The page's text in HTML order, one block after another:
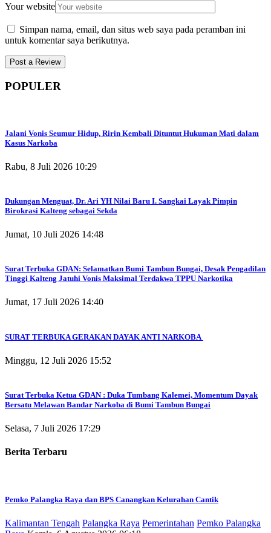
Your website
Simpan nama, email, dan situs web saya pada peramban ini
untuk komentar saya berikutnya.
POPULER
Jalani Vonis Seumur Hidup, Ririn Kembali Dituntut Hukuman Mati dalam
Kasus Narkoba
Rabu, 8 Juli 2026 10:29
Dukungan Menguat, Dr. Ari YH Nilai Baru I. Sangkai Layak Pimpin
Birokrasi Kalteng sebagai Sekda
Jumat, 10 Juli 2026 14:48
Surat Terbuka GDAN: Selamatkan Bumi Tambun Bungai, Desak Pengadilan
Tinggi Kalteng Jatuhi Vonis Maksimal Terdakwa TPPU Narkotika
Jumat, 17 Juli 2026 14:40
SURAT TERBUKA GERAKAN DAYAK ANTI NARKOBA
Minggu, 12 Juli 2026 15:52
Surat Terbuka Ketua GDAN : Duka Tumbang Kalemei, Momentum Dayak
Bersatu Melawan Bandar Narkoba di Bumi Tambun Bungai
Selasa, 7 Juli 2026 17:29
Berita Terbaru
Pemko Palangka Raya dan BPS Canangkan Kelurahan Cantik
Kalimantan Tengah Palangka Raya Pemerintahan Pemko Palangka